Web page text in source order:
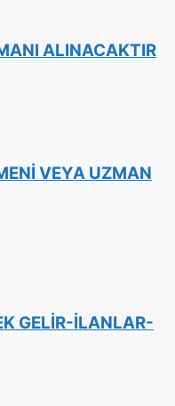
ALINACAKTIR
VEYA UZMAN
GELİR-İLANLAR-